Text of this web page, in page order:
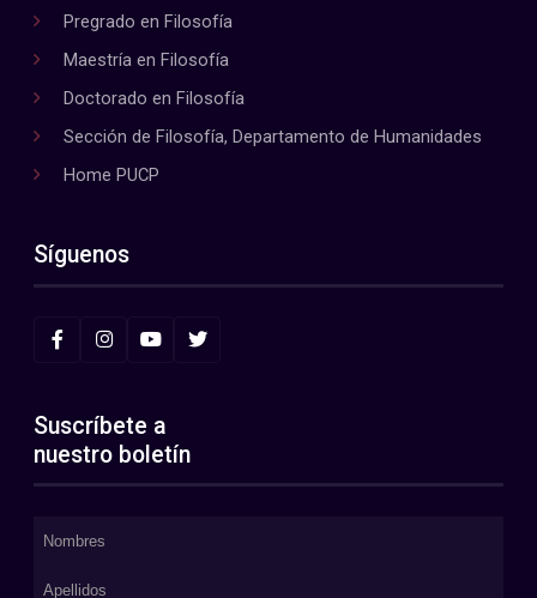
Pregrado en Filosofía
Maestría en Filosofía
Doctorado en Filosofía
Sección de Filosofía, Departamento de Humanidades
Home PUCP
Síguenos
Suscríbete a
nuestro boletín